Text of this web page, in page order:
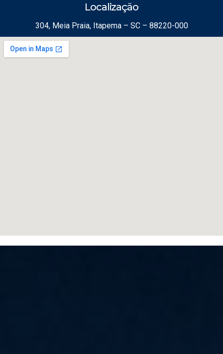
Localização
304, Meia Praia, Itapema – SC – 88220-000